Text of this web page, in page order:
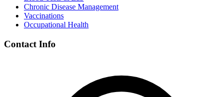
Chronic Disease Management
Vaccinations
Occupational Health
Contact Info